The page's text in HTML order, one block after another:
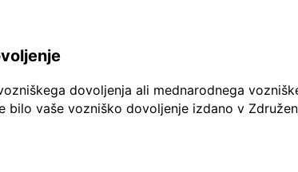
dovoljenja ali mednarodnega
bilo vaše vozniško dovoljenje izdano v